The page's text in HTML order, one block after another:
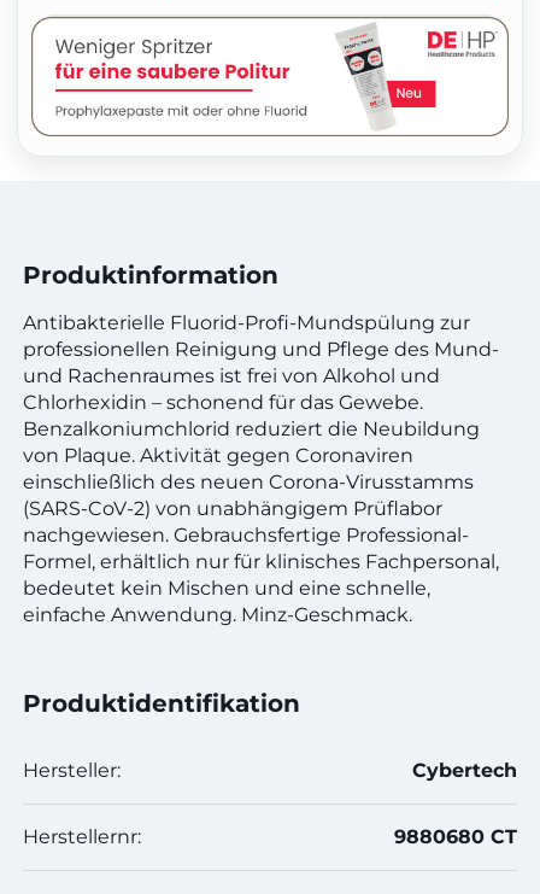
Produktinformation
Antibakterielle Fluorid-Profi-Mundspülung zur
professionellen Reinigung und Pflege des Mund-
und Rachenraumes ist frei von Alkohol und
Chlorhexidin – schonend für das Gewebe.
Benzalkoniumchlorid reduziert die Neubildung
von Plaque. Aktivität gegen Coronaviren
einschließlich des neuen Corona-Virusstamms
(SARS-CoV-2) von unabhängigem Prüflabor
nachgewiesen. Gebrauchsfertige Professional-
Formel, erhältlich nur für klinisches Fachpersonal,
bedeutet kein Mischen und eine schnelle,
einfache Anwendung. Minz-Geschmack.
Produktidentifikation
Hersteller: Cybertech
Herstellernr: 9880680 CT